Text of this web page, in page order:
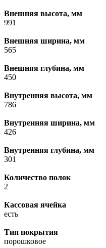
Внешняя высота, мм
991
Внешняя ширина, мм
565
Внешняя глубина, мм
450
Внутренняя высота, мм
786
Внутренняя ширина, мм
426
Внутренняя глубина, мм
301
Количество полок
2
Кассовая ячейка
есть
Тип покрытия
порошковое